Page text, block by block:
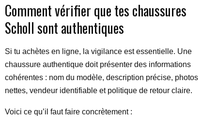
Comment vérifier que tes chaussures
Scholl sont authentiques
Si tu achètes en ligne, la vigilance est essentielle. Une
chaussure authentique doit présenter des informations
cohérentes : nom du modèle, description précise, photos
nettes, vendeur identifiable et politique de retour claire.
Voici ce qu’il faut faire concrètement :